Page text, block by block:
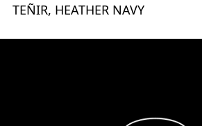
TEÑIR, HEATHER NAVY